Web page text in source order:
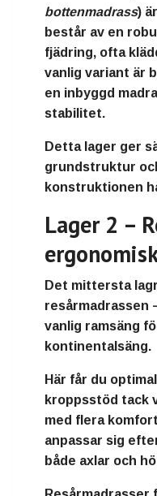
bottenmadrass)
består av en
fjädring, ofta
vanlig variant är
en inbyggd
stabilitet.
Detta lager ger
grundstruktur
konstruktionen
Lager 2 –
Det mittersta
resårmadrassen
vanlig ramsäng
kontinentalsäng.
Här får du
kroppsstöd tack
med flera
anpassar sig
både axlar och